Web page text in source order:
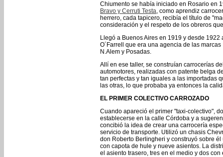
Chiumento se había iniciado en Rosario en
Bravo y Cerruti Testa, como aprendiz
herrero, cada tapicero, recibía el título de
consideración y el respeto de los obreros
Llegó a Buenos Aires en 1919 y desde
O´Farrell que era una agencia de las
N.Alem y Posadas.
Allí en ese taller, se construían carrocerías
automotores, realizadas con patente belga
tan perfectas y tan iguales a las importadas
las otras, lo que probaba ya entonces la
EL PRIMER COLECTIVO CARROZADO
Cuando apareció el primer "taxi-colectivo",
establecerse en la calle Córdoba y a
concibió la idea de crear una carrocería
servicio de transporte. Utilizó un chasis
don Roberto Berlingheri y construyó sobre
con capota de hule y nueve asientos. La
el asiento trasero, tres en el medio y dos con